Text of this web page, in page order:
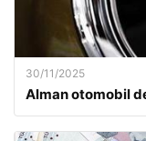
30/11/2025
Alman otomobil